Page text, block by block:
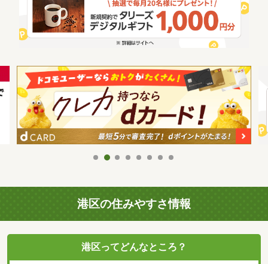
港区の住みやすさ情報
港区ってどんなところ？